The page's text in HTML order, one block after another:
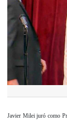
Javier Milei juró como